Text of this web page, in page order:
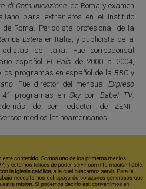
di Comunicazione de Roma y examen
para extranjeros en el Instituto
de Roma. Periodista profesional de la
Estera en Italia, y publicista de la
de Italia. Fue corresponsal
españolEl Paísde 2000 a 2004,
los programas en español de la BBCy
. Fue director del mensualExpreso
programas en Skycon Babel TV.
de ser redactor de ZENIT
medios latinoamericanos.